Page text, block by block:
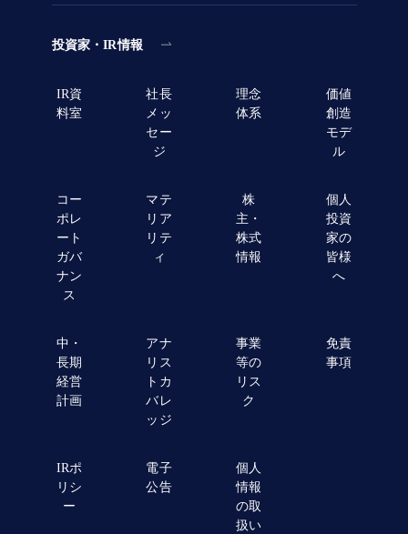
投資家・IR情報
IR資
料室
社長
メッ
セー
ジ
理念
体系
価値
創造
モデ
ル
コー
ポレ
ート
ガバ
ナン
ス
マテ
リア
リテ
ィ
株
主・
株式
情報
個人
投資
家の
皆様
へ
中・
長期
経営
計画
アナ
リス
トカ
バレ
ッジ
事業
等の
リス
ク
免責
事項
IRポ
リシ
ー
電子
公告
個人
情報
の取
扱い